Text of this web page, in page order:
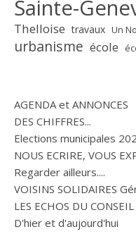
Sainte-
Thelloise travaux Un
urbanisme école
AGENDA et ANNONCES
DES CHIFFRES...
Elections municipales
NOUS ECRIRE, VOUS
Regarder ailleurs....
VOISINS SOLIDAIRES
LES ECHOS DU CONSEIL
D'hier et d'aujourd'hui